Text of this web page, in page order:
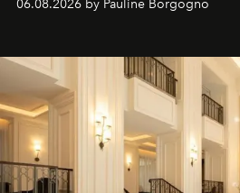
06.08.2026 by Pauline Borgogno